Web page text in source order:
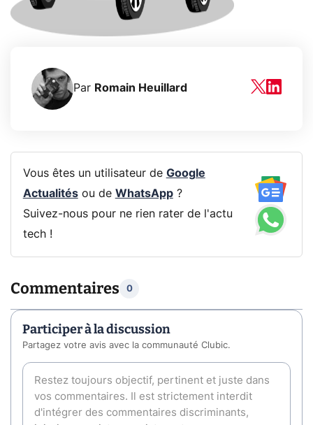
Par Romain Heuillard
Vous êtes un utilisateur de Google
Actualitésou de WhatsApp?
Suivez-nous pour ne rien rater de l'actu
tech !
Commentaires 0
Participer à la discussion
Partagez votre avis avec la communauté Clubic.